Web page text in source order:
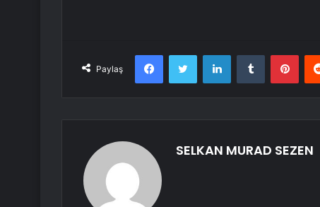
Paylaş
FacebookTwitter LinkedInTumblr
SELKAN MURAD SEZEN